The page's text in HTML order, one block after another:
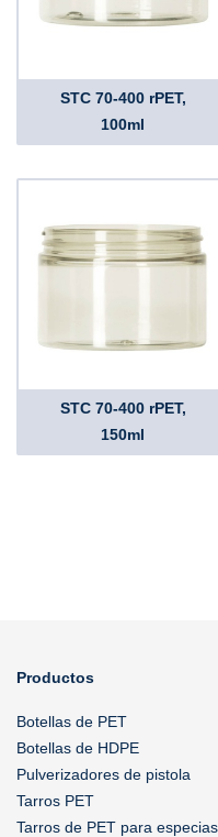
STC 70-400 rPET,
100ml
STC 70-400 rPET,
150ml
Productos
Botellas de PET
Botellas de HDPE
Pulverizadores de pistola
Tarros PET
Tarros de PET para especias